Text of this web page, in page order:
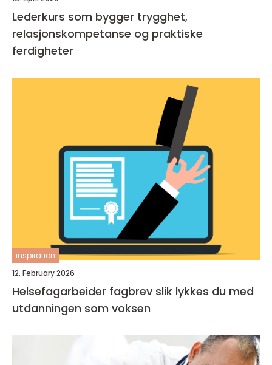
Lederkurs som bygger trygghet,
relasjonskompetanse og praktiske
ferdigheter
inspiration
12. February 2026
Helsefagarbeider fagbrev slik lykkes du med
utdanningen som voksen